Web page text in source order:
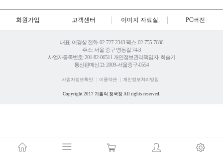
회원가입 고객센터 이미지 자료실 PC버전
대표: 이경상 전화: 02-727-2343 팩스: 02-755-7686
주소: 서울 중구 명동길 74-3
사업자등록번호: 201-82-06511 개인정보관리책임자: 최슬기
통신판매신고: 2009-서울중구-0554
사업자정보확인 이용약관 개인정보처리방침
Copyright 2017 가톨릭 청국장 All rights reserved.